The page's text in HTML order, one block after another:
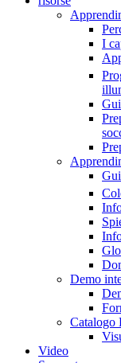
I
Demo
Catalogo
Video